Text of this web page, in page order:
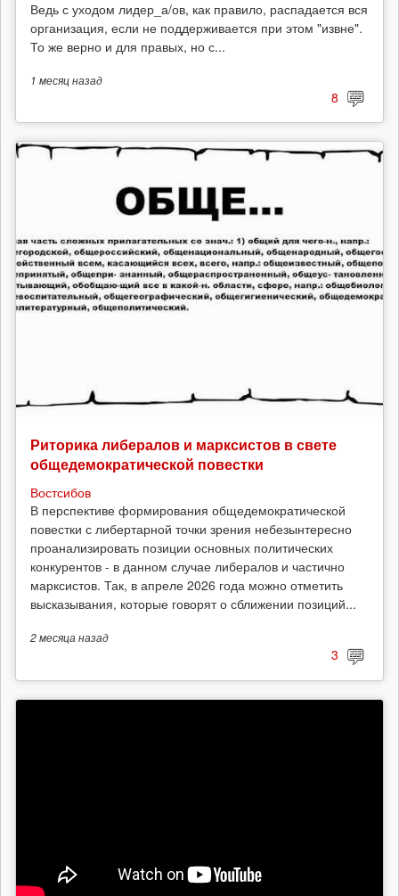
Ведь с уходом лидер_а/ов, как правило, распадается вся
организация, если не поддерживается при этом "извне".
То же верно и для правых, но с...
1 месяцназад
8
Риторика либералов и марксистов в свете
общедемократической повестки
Востсибов
В перспективе формирования общедемократической
повестки с либертарной точки зрения небезынтересно
проанализировать позиции основных политических
конкурентов - в данном случае либералов и частично
марксистов. Так, в апреле 2026 года можно отметить
высказывания, которые говорят о сближении позиций...
2 месяцаназад
3